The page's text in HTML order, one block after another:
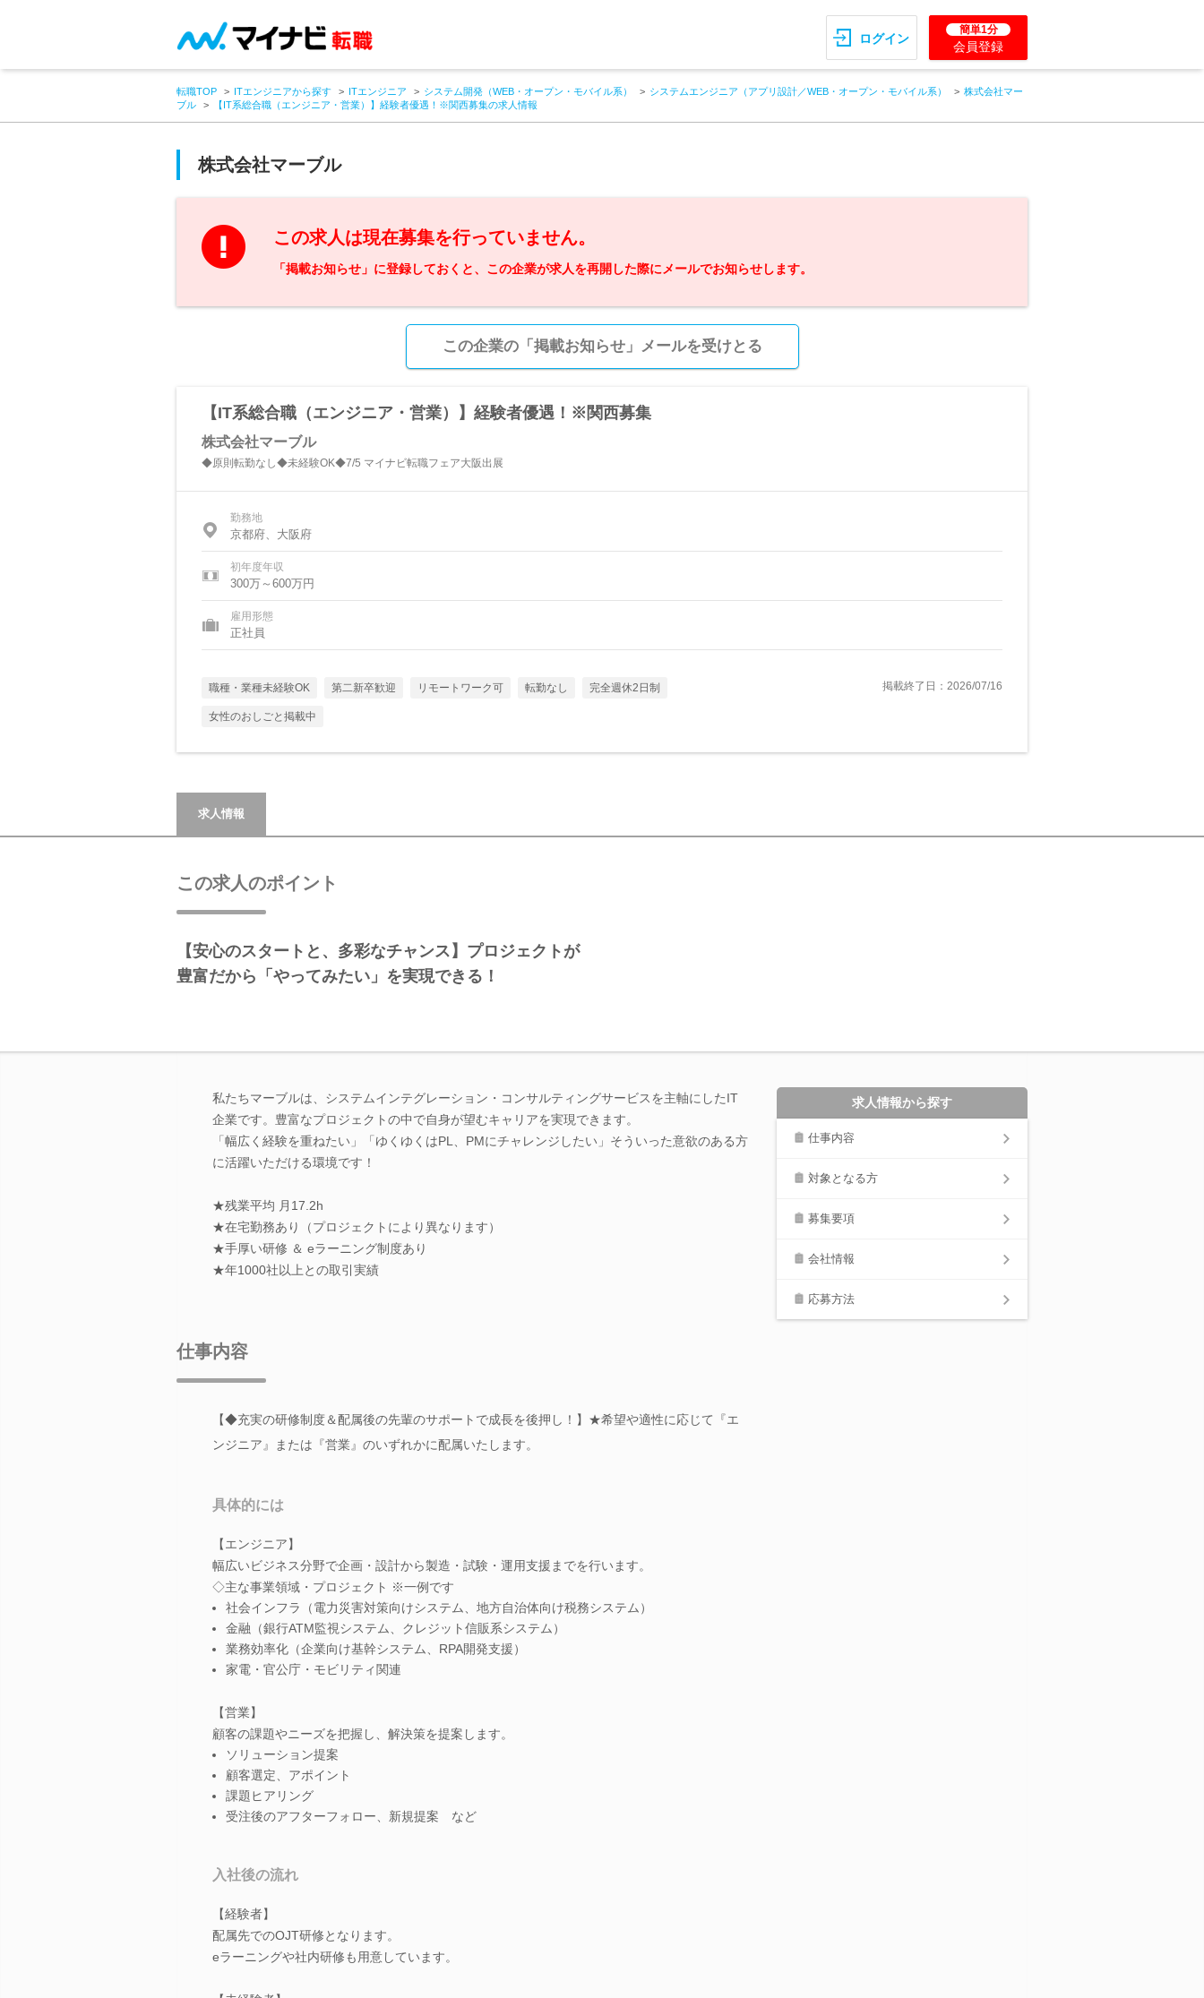
ログイン
簡単1分
会員登録
転職TOP ITエンジニアから探す ITエンジニア システム開発（WEB・オープン・モバイル系） システムエンジニア（アプリ設計／WEB・オープン・モバイル系）
株式会社マー
ブル
【IT系総合職（エンジニア・営業）】経験者優遇！※関西募集の求人情報
株式会社マーブル
この求人は現在募集を行っていません。
「掲載お知らせ」に登録しておくと、この企業が求人を再開した際にメールでお知らせします。
この企業の「掲載お知らせ」メールを受けとる
【IT系総合職（エンジニア・営業）】経験者優遇！※関西募集
株式会社マーブル
◆原則転勤なし◆未経験OK◆7/5 マイナビ転職フェア大阪出展
勤務地
京都府、大阪府
初年度年収
300万～600万円
雇用形態
正社員
職種・業種未経験OK 第二新卒歓迎 リモートワーク可 転勤なし 完全週休2日制
女性のおしごと掲載中
掲載終了日：2026/07/16
求人情報
この求人のポイント
【安心のスタートと、多彩なチャンス】プロジェクトが
豊富だから「やってみたい」を実現できる！
私たちマーブルは、システムインテグレーション・コンサルティングサービスを主軸にしたIT
企業です。豊富なプロジェクトの中で自身が望むキャリアを実現できます。
「幅広く経験を重ねたい」「ゆくゆくはPL、PMにチャレンジしたい」そういった意欲のある方
に活躍いただける環境です！
★残業平均 月17.2h
★在宅勤務あり（プロジェクトにより異なります）
★手厚い研修 ＆ eラーニング制度あり
★年1000社以上との取引実績
仕事内容
【◆充実の研修制度＆配属後の先輩のサポートで成長を後押し！】★希望や適性に応じて『エ
ンジニア』または『営業』のいずれかに配属いたします。
具体的には
【エンジニア】
幅広いビジネス分野で企画・設計から製造・試験・運用支援までを行います。
◇主な事業領域・プロジェクト ※一例です
社会インフラ（電力災害対策向けシステム、地方自治体向け税務システム）
金融（銀行ATM監視システム、クレジット信販系システム）
業務効率化（企業向け基幹システム、RPA開発支援）
家電・官公庁・モビリティ関連
【営業】
顧客の課題やニーズを把握し、解決策を提案します。
ソリューション提案
顧客選定、アポイント
課題ヒアリング
受注後のアフターフォロー、新規提案 など
入社後の流れ
【経験者】
配属先でのOJT研修となります。
eラーニングや社内研修も用意しています。
求人情報から探す
仕事内容
対象となる方
募集要項
会社情報
応募方法